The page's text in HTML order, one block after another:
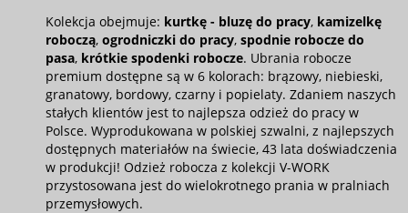
Kolekcja obejmuje: kurtkę - bluzę do pracy, kamizelkę
roboczą, ogrodniczki do pracy, spodnie robocze do
pasa, krótkie spodenki robocze. Ubrania robocze
premium dostępne są w 6 kolorach: brązowy, niebieski,
granatowy, bordowy, czarny i popielaty. Zdaniem naszych
stałych klientów jest to najlepsza odzież do pracy w
Polsce. Wyprodukowana w polskiej szwalni, z najlepszych
dostępnych materiałów na świecie, 43 lata doświadczenia
w produkcji! Odzież robocza z kolekcji V-WORK
przystosowana jest do wielokrotnego prania w pralniach
przemysłowych.